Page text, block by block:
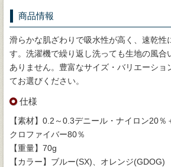
商品情報
滑らかな肌ざわりで吸水性が高く、速乾性
す。洗濯機で繰り返し洗っても生地の風合
ありません。豊富なサイズ・バリエーショ
てお選びください。
仕様
【素材】0.2～0.3デニール・ナイロン20％
クロファイバー80％
【重量】70g
【カラー】ブルー(SX)、オレンジ(GDOG)